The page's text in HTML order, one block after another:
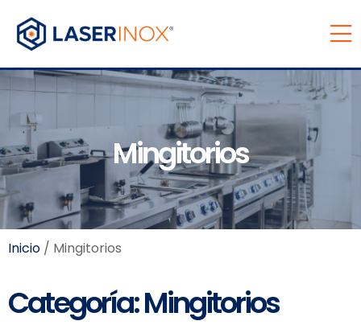
Mingitorios
Inicio / Mingitorios
Categoría: Mingitorios